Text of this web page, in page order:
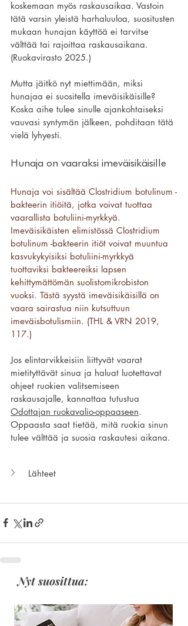
koskemaan myös raskausaikaa. Vastoin
tätä varsin yleistä harhaluuloa, suositusten
mukaan hunajan käyttöä ei tarvitse
välttää tai rajoittaa raskausaikana.
(Ruokavirasto 2025.)
Mutta jäitkö nyt miettimään, miksi
hunajaa ei suositella imeväisikäisille?
Koska aihe tulee sinulle ajankohtaiseksi
vauvasi syntymän jälkeen, pohditaan tätä
vielä lyhyesti.
Hunaja on vaaraksi imeväisikäisille
Hunaja voi sisältää Clostridium botulinum -
bakteerin itiöitä, jotka voivat tuottaa
vaarallista botuliini-myrkkyä.
Imeväisikäisten elimistössä Clostridium
botulinum -bakteerin itiöt voivat muuntua
kasvukykyisiksi botuliini-myrkkyä
tuottaviksi bakteereiksi lapsen
kehittymättömän suolistomikrobiston
vuoksi. Tästä syystä imeväisikäisillä on
vaara sairastua niin kutsuttuun
imeväisbotulismiin. (THL & VRN 2019,
117.)
Jos elintarvikkeisiin liittyvät vaarat
mietityttävät sinua ja haluat luotettavat
ohjeet ruokien valitsemiseen
raskausajalle, kannattaa tutustua
Odottajan ruokavalio-oppaaseen.
Oppaasta saat tietää, mitä ruokia sinun
tulee välttää ja suosia raskautesi aikana.
Lähteet
Nyt suosittua: